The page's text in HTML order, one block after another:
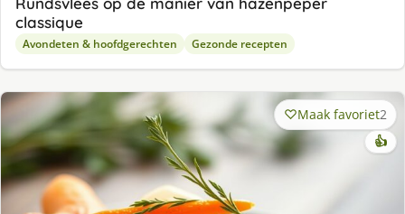
classique
Avondeten & hoofdgerechten Gezonde recepten
Maak favoriet2
👍